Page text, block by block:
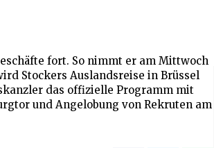
fort. So nimmt er am Mittwoch
Stockers Auslandsreise in Brüssel
das offizielle Programm mit
und Angelobung von Rekruten am